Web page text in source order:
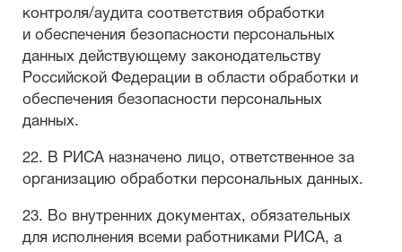
контроля/аудита соответствия обработки
и обеспечения безопасности персональных
данных действующему законодательству
Российской Федерации в области обработки и
обеспечения безопасности персональных
данных.
22. В РИСА назначено лицо, ответственное за
организацию обработки персональных данных.
23. Во внутренних документах, обязательных
для исполнения всеми работниками РИСА, а